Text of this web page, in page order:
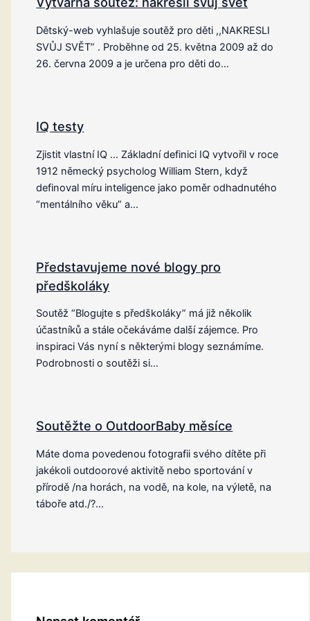
Dětský-web vyhlašuje soutěž pro děti ,,NAKRESLI
SVŮJ SVĚT” . Proběhne od 25. května 2009 až do
26. června 2009 a je určena pro děti do…
IQ testy
Zjistit vlastní IQ … Základní definici IQ vytvořil v roce
1912 německý psycholog William Stern, když
definoval míru inteligence jako poměr odhadnutého
“mentálního věku” a…
Představujeme nové blogy pro
předškoláky
Soutěž “Blogujte s předškoláky” má již několik
účastníků a stále očekáváme další zájemce. Pro
inspiraci Vás nyní s některými blogy seznámíme.
Podrobnosti o soutěži si…
Soutěžte o OutdoorBaby měsíce
Máte doma povedenou fotografii svého dítěte při
jakékoli outdoorové aktivitě nebo sportování v
přírodě /na horách, na vodě, na kole, na výletě, na
táboře atd./?…